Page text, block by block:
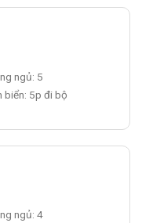
ngủ: 5
biển: 5p đi bộ
vnđ/
ngủ: 4